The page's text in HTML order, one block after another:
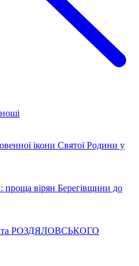
ікони Святої Родини у
проща вірян Берегівщини до
РОЗДЯЛОВСЬКОГО